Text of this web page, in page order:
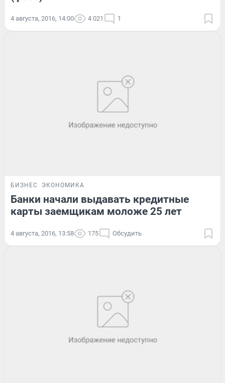
4 августа, 2016, 14:00 4 021 1
БИЗНЕС ЭКОНОМИКА
Банки начали выдавать кредитные
карты заемщикам моложе 25 лет
4 августа, 2016, 13:58 175 Обсудить